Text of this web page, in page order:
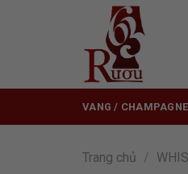
VANG / CHAMPAGNE
Trang chủ /